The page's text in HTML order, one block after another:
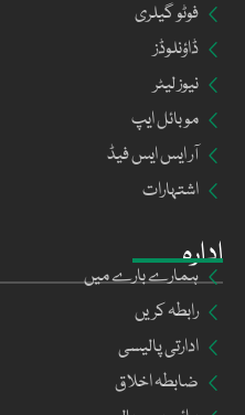
ادارہ
ہمارے بارے میں
رابطہ کریں
ادارتی پالیسی
ضابطہ اخلاق
فوٹو گیلری
ڈاؤنلوڈز
نیوز لیٹر
موبائل ایپ
آر ایس ایس فیڈ
اشتہارات